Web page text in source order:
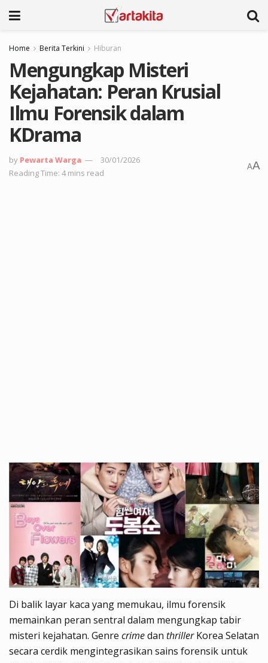
Home Berita Terkini Hiburan
Mengungkap Misteri
Kejahatan: Peran Krusial
Ilmu Forensik dalam
KDrama
by Pewarta Warga
30/01/2026
Reading Time: 4 mins read
AA
Di balik layar kaca yang memukau, ilmu forensik
memainkan peran sentral dalam mengungkap tabir
misteri kejahatan. Genre crimedan thrillerKorea Selatan
secara cerdik mengintegrasikan sains forensik untuk